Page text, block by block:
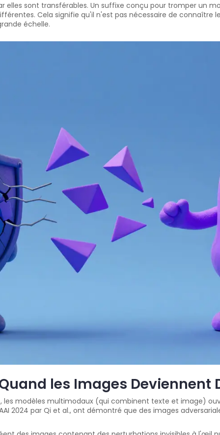
sont transférables. Un suffixe conçu pour tromper un
Cela signifie qu'il n'est pas nécessaire de connaître
échelle.
les Images Deviennent
les modèles multimodaux (qui combinent texte et image)
2024 par Qi et al., ont démontré que des images